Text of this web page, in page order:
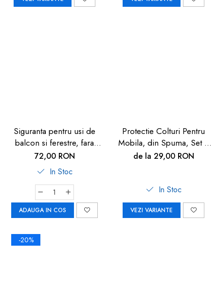
Siguranta pentru usi de
balcon si ferestre, fara
gaurire sau lipire, gri
antracit, Reer WinLock
70021
72,00 RON
In Stoc
ADAUGA IN COS
Protectie Colturi Pentru
Mobila, din Spuma, Set 4
buc
de la 29,00 RON
In Stoc
VEZI VARIANTE
-20%